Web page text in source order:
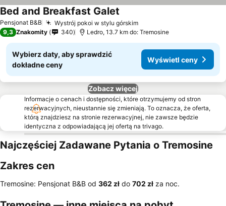
Pensjonat B&B Wystrój pokoi w stylu górskim
Bed and Breakfast Galet
9,3 Znakomity 340 Ledro, 13.7 km do: Tremosine
Wybierz daty, aby sprawdzić
dokładne ceny
Wyświetl ceny
Zobacz więcej
Informacje o cenach i dostępności, które otrzymujemy od stron
rezerwacyjnych, nieustannie się zmieniają. To oznacza, że oferta,
którą znajdziesz na stronie rezerwacyjnej, nie zawsze będzie
identyczna z odpowiadającą jej ofertą na trivago.
Najczęściej Zadawane Pytania o Tremosine
Zakres cen
Tremosine: Pensjonat B&B od ‎362 zł do ‎702 zł za noc.